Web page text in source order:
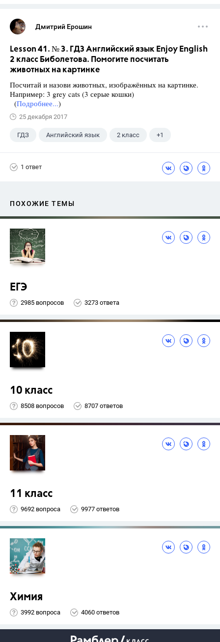
Дмитрий Ерошин
Lesson 41. № 3. ГДЗ Английский язык Enjoy English
2 класс Биболетова. Помогите посчитать
животных на картинке
Посчитай и назови животных, изображённых на картинке.
Например: 3 grey cats (3 серые кошки)
(Подробнее...)
25 декабря 2017
ГДЗ Английский язык 2 класс +1
1 ответ
ПОХОЖИЕ ТЕМЫ
ЕГЭ
2985 вопросов 3273 ответа
10 класс
8508 вопросов 8707 ответов
11 класс
9692 вопроса 9977 ответов
Химия
3992 вопроса 4060 ответов